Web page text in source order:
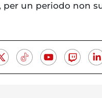
per un periodo non